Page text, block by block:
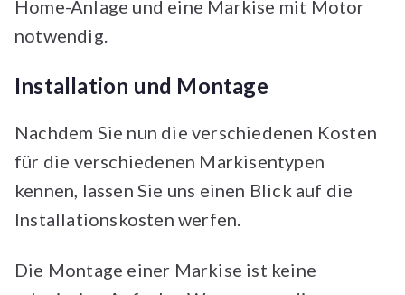
Home-Anlage und eine Markise mit Motor
notwendig.
Installation und Montage
Nachdem Sie nun die verschiedenen Kosten
für die verschiedenen Markisentypen
kennen, lassen Sie uns einen Blick auf die
Installationskosten werfen.
Die Montage einer Markise ist keine